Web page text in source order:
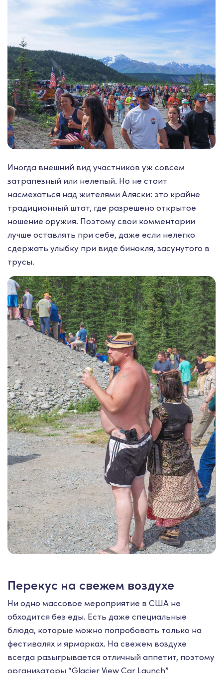
Иногда внешний вид участников уж совсем
затрапезный или нелепый. Но не стоит
насмехаться над жителями Аляски: это крайне
традиционный штат, где разрешено открытое
ношение оружия. Поэтому свои комментарии
лучше оставлять при себе, даже если нелегко
сдержать улыбку при виде бинокля, засунутого в
трусы.
Перекус на свежем воздухе
Ни одно массовое мероприятие в США не
обходится без еды. Есть даже специальные
блюда, которые можно попробовать только на
фестивалях и ярмарках. На свежем воздухе
всегда разыгрывается отличный аппетит, поэтому
организаторы “Glacier View Car Launch”